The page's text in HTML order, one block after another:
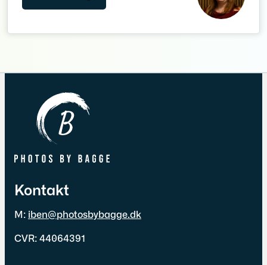
Kontakt
M: iben@photosbybagge.dk
CVR: 44064391